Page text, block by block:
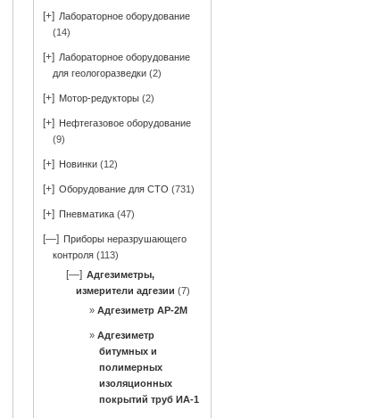
[+] Лабораторное оборудование
(14)
[+] Лабораторное оборудование
для геологоразведки (2)
[+] Мотор-редукторы (2)
[+] Нефтегазовое оборудование
(9)
[+] Новинки (12)
[+] Оборудование для СТО (731)
[+] Пневматика (47)
[—] Приборы неразрушающего
контроля (113)
[—] Адгезиметры,
измерители адгезии (7)
Адгезиметр АР-2М
Адгезиметр
битумных и
полимерных
изоляционных
покрытий труб ИА-1